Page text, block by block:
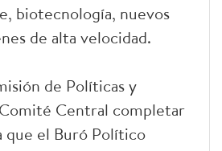
biotecnología, nuevos
de alta velocidad.
de Políticas y
Central completar
que el Buró Político